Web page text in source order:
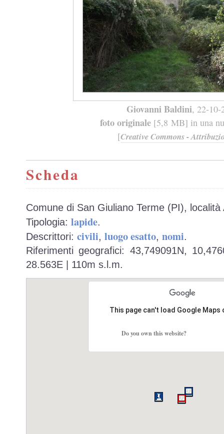
Giovanni Baldini, 22-10-
foto originale[5,8 MB] in una
[Creative Commons -
Scheda
Comune di San Giuliano Terme (PI), località
Tipologia: lapide.
Descrittori: civili, luogo esatto, nomi.
Riferimenti geografici: 43,749091N,
28.563E | 110m s.l.m.
This page can't load Google
Do you own this website?